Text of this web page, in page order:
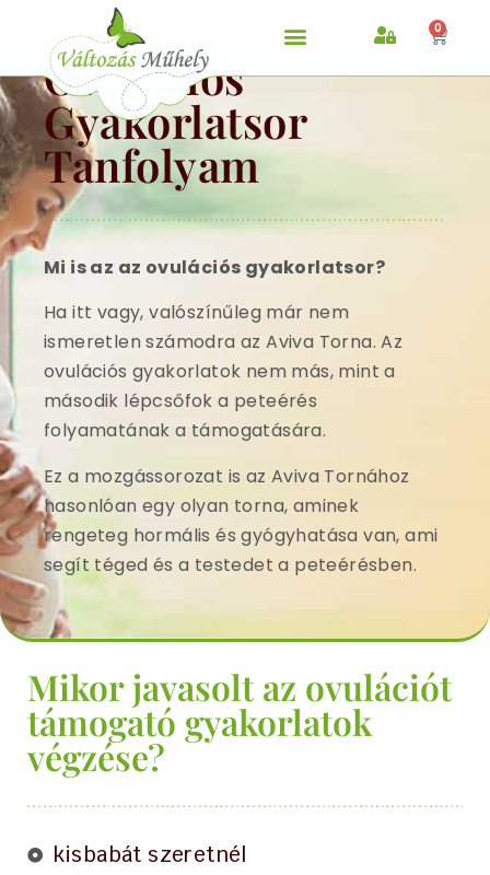
0
Ovulációs
Gyakorlatsor
Tanfolyam
Mi is az az ovulációs gyakorlatsor?
Ha itt vagy, valószínűleg már nem
ismeretlen számodra az Aviva Torna. Az
ovulációs gyakorlatok nem más, mint a
második lépcsőfok a peteérés
folyamatának a támogatására.
Ez a mozgássorozat is az Aviva Tornához
hasonlóan egy olyan torna, aminek
rengeteg hormális és gyógyhatása van, ami
segít téged és a testedet a peteérésben.
Mikor javasolt az ovulációt
támogató gyakorlatok
végzése?
kisbabát szeretnél